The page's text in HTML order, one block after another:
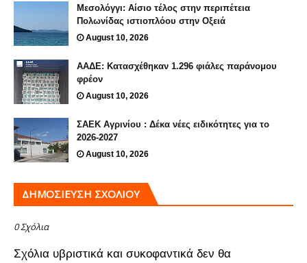
Μεσολόγγι: Αίσιο τέλος στην περιπέτεια
Πολωνίδας ιστιοπλόου στην Οξειά
August 10, 2026
ΑΑΔΕ: Κατασχέθηκαν 1.296 φιάλες παράνομου
φρέον
August 10, 2026
ΣΑΕΚ Αγρινίου : Δέκα νέες ειδικότητες για το
2026-2027
August 10, 2026
ΔΗΜΟΣΊΕΥΣΗ ΣΧΟΛΊΟΥ
0 Σχόλια
Σχόλια υβριστικά και συκοφαντικά δεν θα